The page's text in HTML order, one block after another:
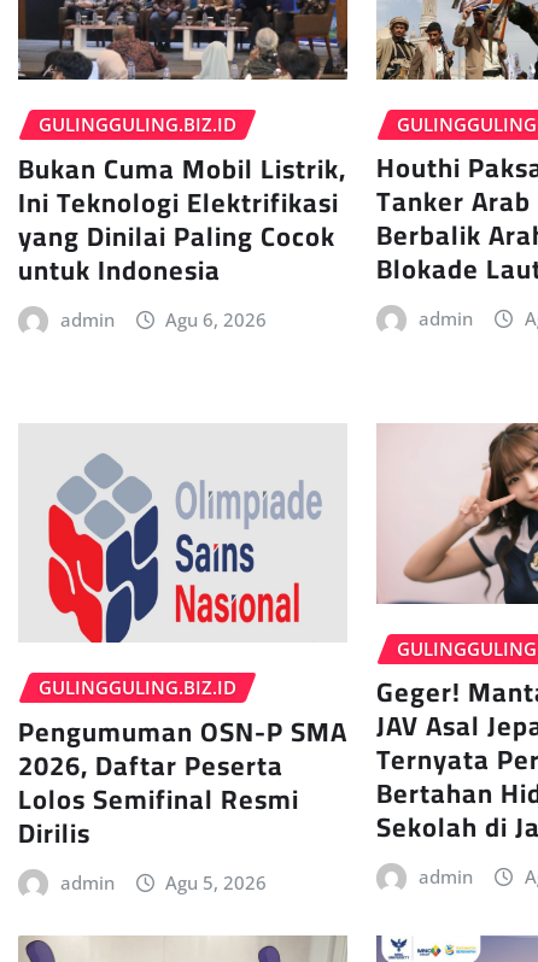
GULINGGULING.BIZ.ID
Bukan Cuma Mobil Listrik,
Ini Teknologi Elektrifikasi
yang Dinilai Paling Cocok
untuk Indonesia
admin Agu 6, 2026
Houthi
Tanker
Berbalik
Blokade
admin
GULINGGULING.BIZ.ID
Pengumuman OSN-P SMA
2026, Daftar Peserta
Lolos Semifinal Resmi
Dirilis
admin Agu 5, 2026
Geger!
JAV Asal
Ternyata
Bertahan
Sekolah di
admin